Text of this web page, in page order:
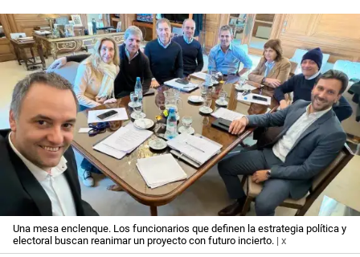
Una mesa enclenque. Los funcionarios que definen la estrategia política y
electoral buscan reanimar un proyecto con futuro incierto. | x